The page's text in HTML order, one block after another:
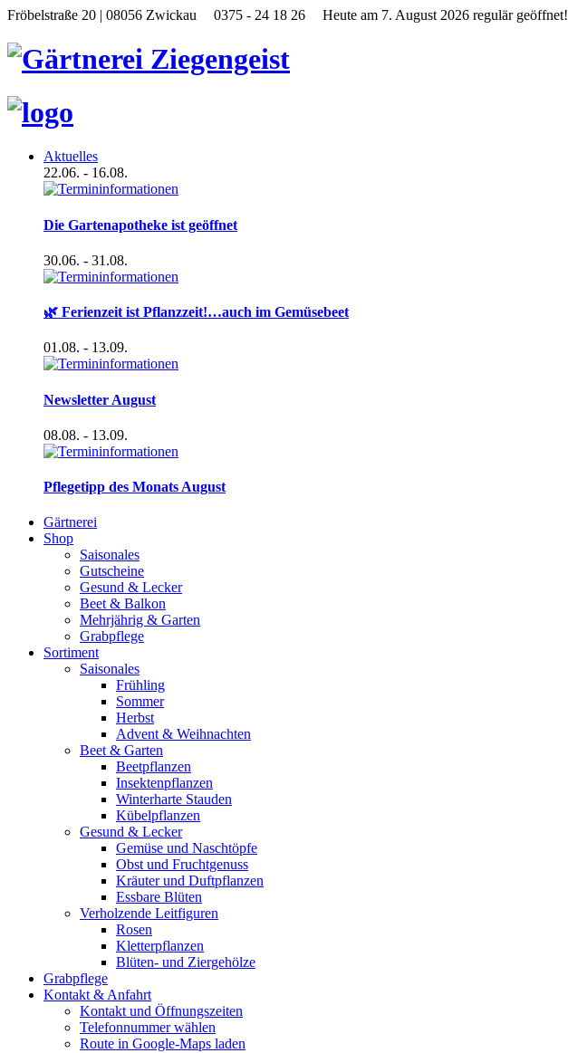
Fröbelstraße 20 | 08056 Zwickau 0375 - 24 18 26 Heute am 7. August 2026 regulär geöffnet!
Aktuelles
22.06. - 16.08.
Die Gartenapotheke ist geöffnet
30.06. - 31.08.
🌿 Ferienzeit ist Pflanzzeit!…auch im Gemüsebeet
01.08. - 13.09.
Newsletter August
08.08. - 13.09.
Pflegetipp des Monats August
Gärtnerei
Shop
Saisonales
Gutscheine
Gesund & Lecker
Beet & Balkon
Mehrjährig & Garten
Grabpflege
Sortiment
Saisonales
Frühling
Sommer
Herbst
Advent & Weihnachten
Beet & Garten
Beetpflanzen
Insektenpflanzen
Winterharte Stauden
Kübelpflanzen
Gesund & Lecker
Gemüse und Naschtöpfe
Obst und Fruchtgenuss
Kräuter und Duftpflanzen
Essbare Blüten
Verholzende Leitfiguren
Rosen
Kletterpflanzen
Blüten- und Ziergehölze
Grabpflege
Kontakt & Anfahrt
Kontakt und Öffnungszeiten
Telefonnummer wählen
Route in Google-Maps laden